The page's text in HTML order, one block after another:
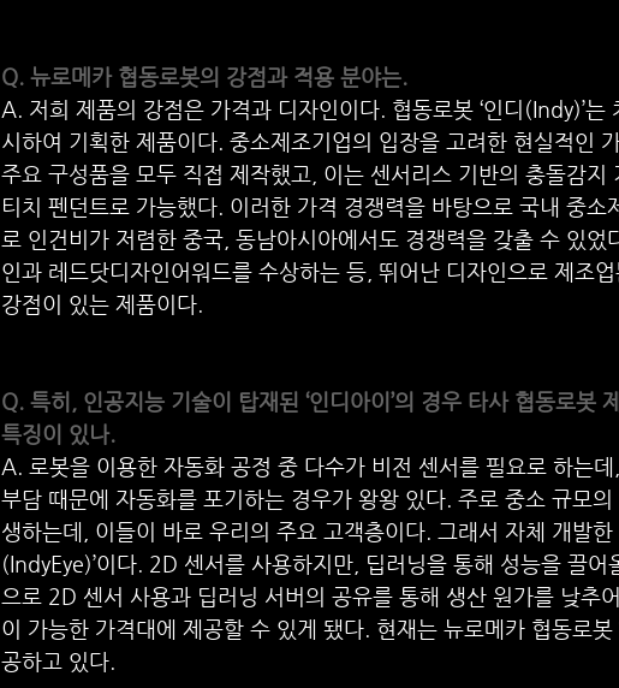
Q. 뉴로메카 협동로봇의 강점과 적용 분야는.
A. 저희 제품의 강점은 가격과 디자인이다. 협동로봇 ‘인디(Indy)’는
시하여 기획한 제품이다. 중소제조기업의 입장을 고려한 현실적인
주요 구성품을 모두 직접 제작했고, 이는 센서리스 기반의 충돌감지
티치 펜던트로 가능했다. 이러한 가격 경쟁력을 바탕으로 국내 중소
로 인건비가 저렴한 중국, 동남아시아에서도 경쟁력을 갖출 수 있었
인과 레드닷디자인어워드를 수상하는 등, 뛰어난 디자인으로 제조
강점이 있는 제품이다.
Q. 특히, 인공지능 기술이 탑재된 ‘인디아이’의 경우 타사 협동로봇
특징이 있나.
A. 로봇을 이용한 자동화 공정 중 다수가 비전 센서를 필요로 하는
부담 때문에 자동화를 포기하는 경우가 왕왕 있다. 주로 중소 규모
생하는데, 이들이 바로 우리의 주요 고객층이다. 그래서 자체 개발한
(IndyEye)’이다. 2D 센서를 사용하지만, 딥러닝을 통해 성능을 끌
으로 2D 센서 사용과 딥러닝 서버의 공유를 통해 생산 원가를 낮추
이 가능한 가격대에 제공할 수 있게 됐다. 현재는 뉴로메카 협동로봇
공하고 있다.